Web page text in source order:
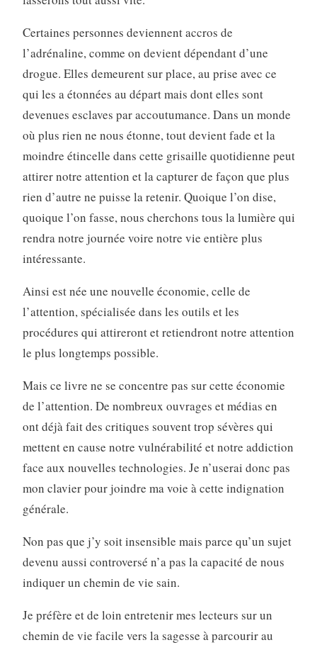
Certaines personnes deviennent accros de
l’adrénaline, comme on devient dépendant d’une
drogue. Elles demeurent sur place, au prise avec ce
qui les a étonnées au départ mais dont elles sont
devenues esclaves par accoutumance. Dans un monde
où plus rien ne nous étonne, tout devient fade et la
moindre étincelle dans cette grisaille quotidienne peut
attirer notre attention et la capturer de façon que plus
rien d’autre ne puisse la retenir. Quoique l’on dise,
quoique l’on fasse, nous cherchons tous la lumière qui
rendra notre journée voire notre vie entière plus
intéressante.
Ainsi est née une nouvelle économie, celle de
l’attention, spécialisée dans les outils et les
procédures qui attireront et retiendront notre attention
le plus longtemps possible.
Mais ce livre ne se concentre pas sur cette économie
de l’attention. De nombreux ouvrages et médias en
ont déjà fait des critiques souvent trop sévères qui
mettent en cause notre vulnérabilité et notre addiction
face aux nouvelles technologies. Je n’userai donc pas
mon clavier pour joindre ma voie à cette indignation
générale.
Non pas que j’y soit insensible mais parce qu’un sujet
devenu aussi controversé n’a pas la capacité de nous
indiquer un chemin de vie sain.
Je préfère et de loin entretenir mes lecteurs sur un
chemin de vie facile vers la sagesse à parcourir au